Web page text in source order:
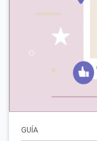
GUÍA